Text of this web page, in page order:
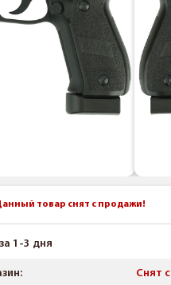
товар снят с продажи!
за 1-3 дня
Снят